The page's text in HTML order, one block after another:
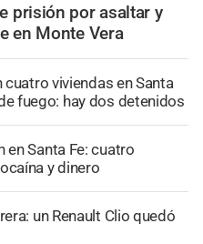
prisión por asaltar y
en Monte Vera
cuatro viviendas en Santa
fuego: hay dos detenidos
en Santa Fe: cuatro
y dinero
un Renault Clio quedó